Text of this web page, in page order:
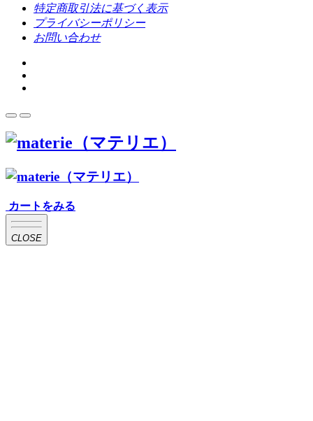
特定商取引法に基づく表示
プライバシーポリシー
お問い合わせ
カートをみる
CLOSE